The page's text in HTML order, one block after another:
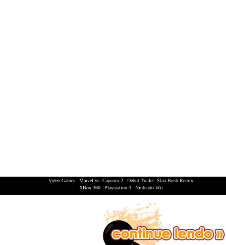
Video Games |Marvel vs. Capcom 2 |Debut Trailer: Stan Bush Remix
XBox 360
Playstation 3 Nintendo Wii